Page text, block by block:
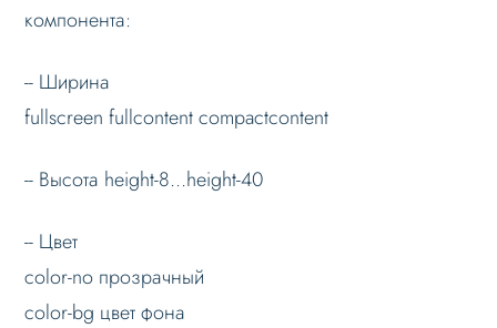
компонента:
-- Ширина
fullscreen fullcontent compactcontent
-- Высота height-8...height-40
-- Цвет
color-no прозрачный
color-bg цвет фона